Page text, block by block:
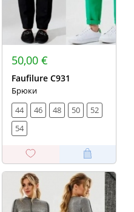
50,00 €
Faufilure C931
Брюки
44
46 48 50
52
54